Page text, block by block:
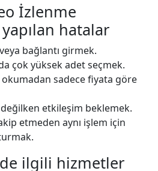
İzlenme
hatalar
veya bağlantı girmek.
çok yüksek adet seçmek.
okumadan sadece fiyata göre
etkileşim beklemek.
etmeden aynı işlem için
ilgili hizmetler